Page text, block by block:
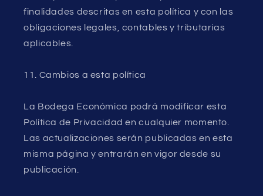
finalidades descritas en esta política y con las
obligaciones legales, contables y tributarias
aplicables.
11. Cambios a esta política
La Bodega Económica podrá modificar esta
Política de Privacidad en cualquier momento.
Las actualizaciones serán publicadas en esta
misma página y entrarán en vigor desde su
publicación.